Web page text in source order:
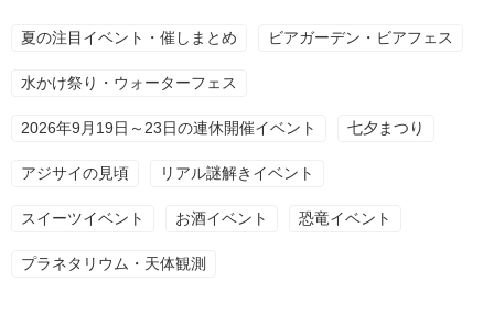
夏の注目イベント・催しまとめ ビアガーデン・ビアフェス
水かけ祭り・ウォーターフェス
2026年9月19日～23日の連休開催イベント 七夕まつり
アジサイの見頃 リアル謎解きイベント
スイーツイベント お酒イベント 恐竜イベント
プラネタリウム・天体観測